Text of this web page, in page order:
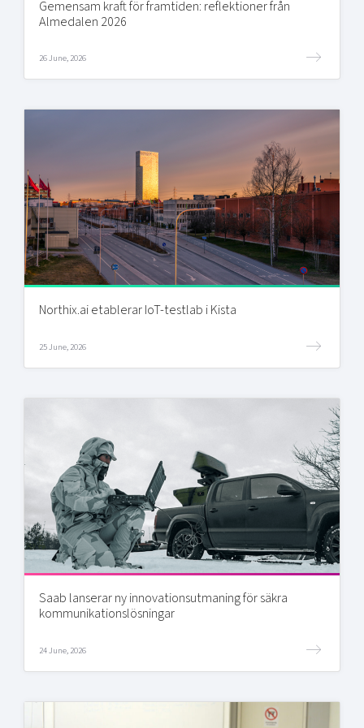
Gemensam kraft för framtiden: reflektioner från
Almedalen 2026
26 June, 2026
Northix.ai etablerar IoT-testlab i Kista
25 June, 2026
Saab lanserar ny innovationsutmaning för säkra
kommunikationslösningar
24 June, 2026